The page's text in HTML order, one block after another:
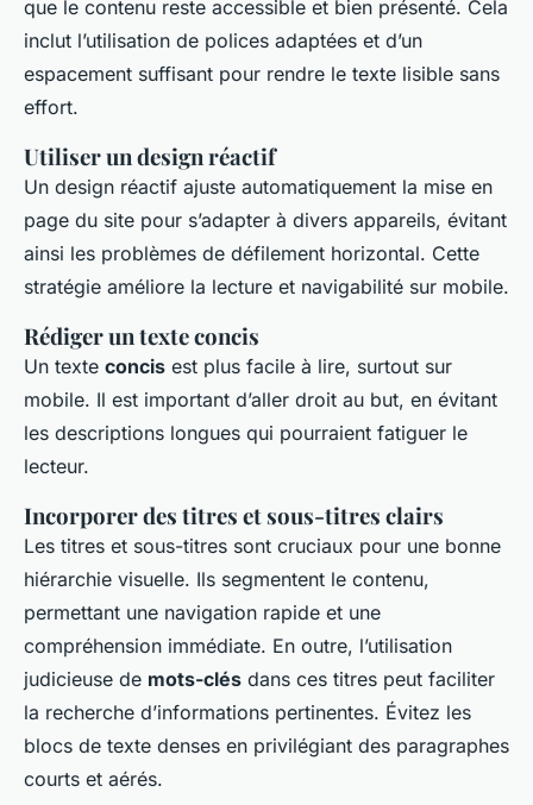
que le contenu reste accessible et bien présenté. Cela
inclut l’utilisation de polices adaptées et d’un
espacement suffisant pour rendre le texte lisible sans
effort.
Utiliser un design réactif
Un design réactif ajuste automatiquement la mise en
page du site pour s’adapter à divers appareils, évitant
ainsi les problèmes de défilement horizontal. Cette
stratégie améliore la lecture et navigabilité sur mobile.
Rédiger un texte concis
Un texte concis est plus facile à lire, surtout sur
mobile. Il est important d’aller droit au but, en évitant
les descriptions longues qui pourraient fatiguer le
lecteur.
Incorporer des titres et sous-titres clairs
Les titres et sous-titres sont cruciaux pour une bonne
hiérarchie visuelle. Ils segmentent le contenu,
permettant une navigation rapide et une
compréhension immédiate. En outre, l’utilisation
judicieuse de mots-clés dans ces titres peut faciliter
la recherche d’informations pertinentes. Évitez les
blocs de texte denses en privilégiant des paragraphes
courts et aérés.